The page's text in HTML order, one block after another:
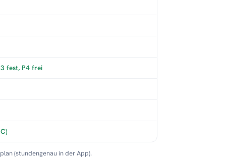
fest, P4 frei
(stundengenau in der App).